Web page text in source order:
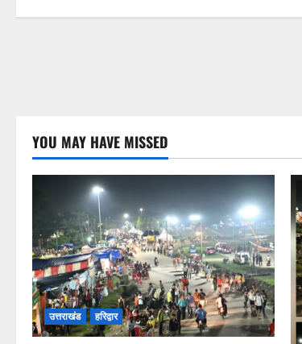
YOU MAY HAVE MISSED
उत्तराखंड हरिद्वार